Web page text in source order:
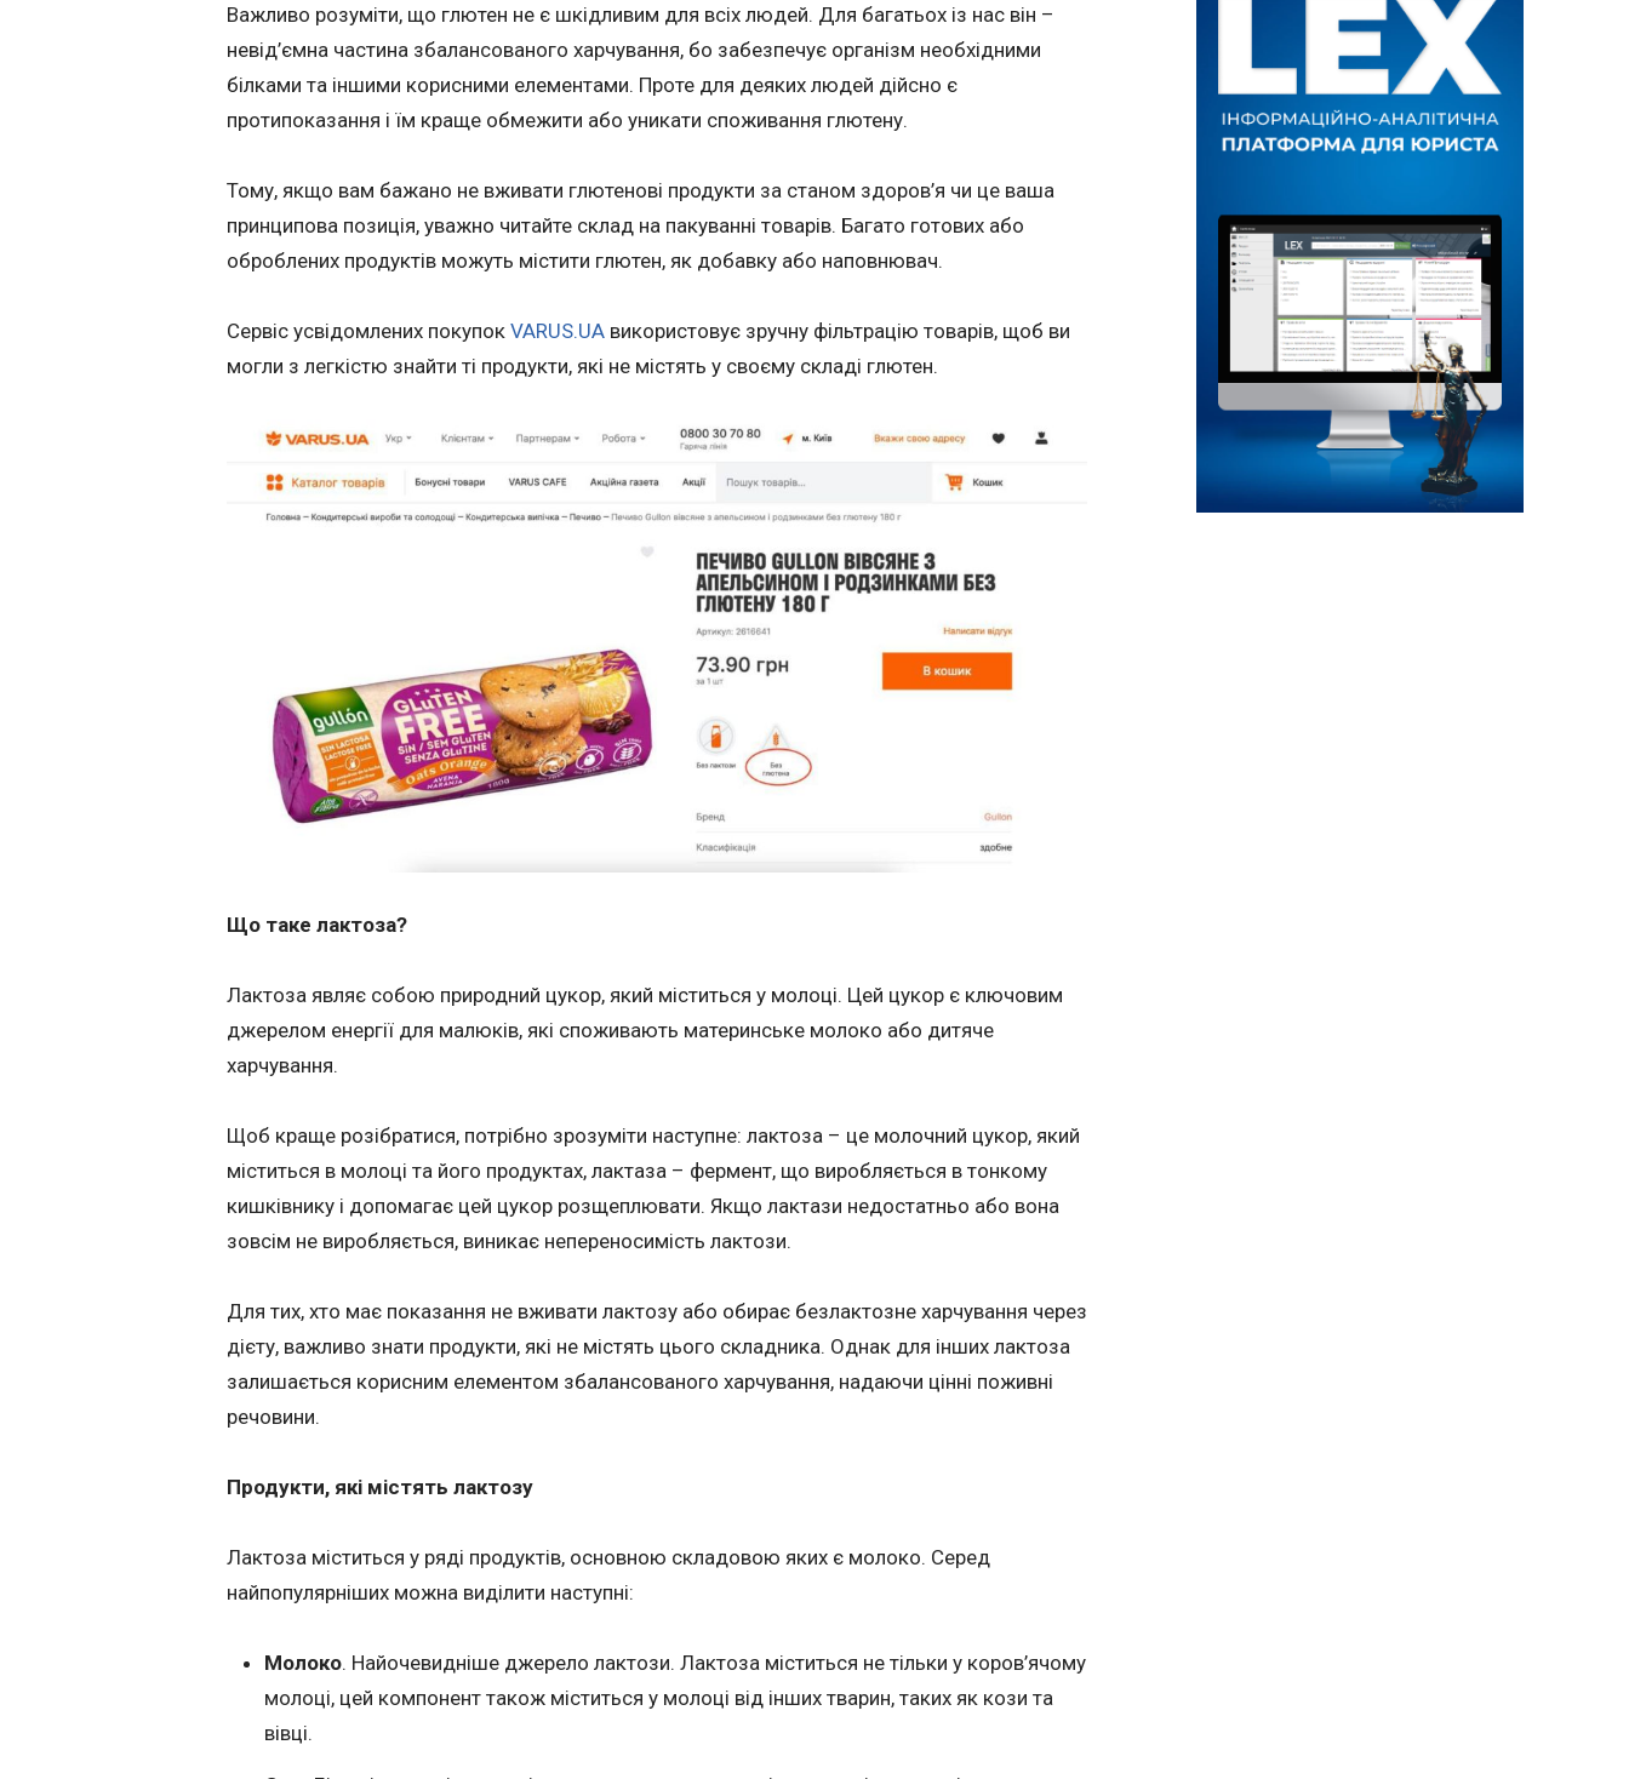
Важливо розуміти, що глютен не є шкідливим для всіх людей. Для багатьох із нас він –
невід’ємна частина збалансованого харчування, бо забезпечує організм необхідними
білками та іншими корисними елементами. Проте для деяких людей дійсно є
протипоказання і їм краще обмежити або уникати споживання глютену.
Тому, якщо вам бажано не вживати глютенові продукти за станом здоров’я чи це ваша
принципова позиція, уважно читайте склад на пакуванні товарів. Багато готових або
оброблених продуктів можуть містити глютен, як добавку або наповнювач.
Сервіс усвідомлених покупок VARUS.UA використовує зручну фільтрацію товарів, щоб ви
могли з легкістю знайти ті продукти, які не містять у своєму складі глютен.
Що таке лактоза?
Лактоза являє собою природний цукор, який міститься у молоці. Цей цукор є ключовим
джерелом енергії для малюків, які споживають материнське молоко або дитяче
харчування.
Щоб краще розібратися, потрібно зрозуміти наступне: лактоза – це молочний цукор, який
міститься в молоці та його продуктах, лактаза – фермент, що виробляється в тонкому
кишківнику і допомагає цей цукор розщеплювати. Якщо лактази недостатньо або вона
зовсім не виробляється, виникає непереносимість лактози.
Для тих, хто має показання не вживати лактозу або обирає безлактозне харчування через
дієту, важливо знати продукти, які не містять цього складника. Однак для інших лактоза
залишається корисним елементом збалансованого харчування, надаючи цінні поживні
речовини.
Продукти, які містять лактозу
Лактоза міститься у ряді продуктів, основною складовою яких є молоко. Серед
найпопулярніших можна виділити наступні:
Молоко. Найочевидніше джерело лактози. Лактоза міститься не тільки у коров’ячому
молоці, цей компонент також міститься у молоці від інших тварин, таких як кози та
вівці.